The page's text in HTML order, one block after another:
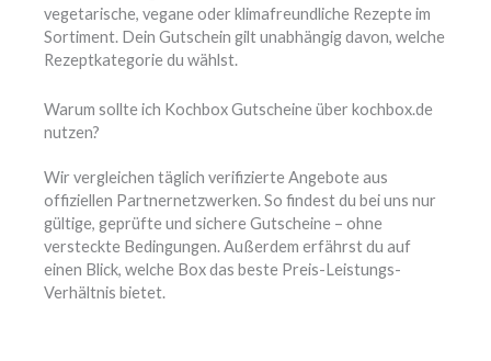
vegetarische, vegane oder klimafreundliche Rezepte im
Sortiment. Dein Gutschein gilt unabhängig davon, welche
Rezeptkategorie du wählst.
Warum sollte ich Kochbox Gutscheine über kochbox.de
nutzen?
Wir vergleichen täglich verifizierte Angebote aus
offiziellen Partnernetzwerken. So findest du bei uns nur
gültige, geprüfte und sichere Gutscheine – ohne
versteckte Bedingungen. Außerdem erfährst du auf
einen Blick, welche Box das beste Preis-Leistungs-
Verhältnis bietet.